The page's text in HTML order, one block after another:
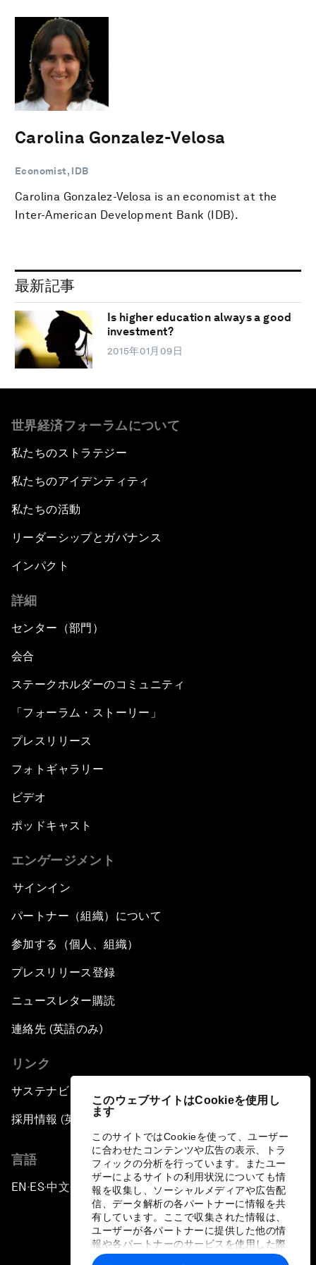
このウェブサイトはCookieを使用し
ます
このサイトではCookieを使って、ユーザー
に合わせたコンテンツや広告の表示、トラ
フィックの分析を行っています。またユー
ザーによるサイトの利用状況についても情
報を収集し、ソーシャルメディアや広告配
信、データ解析の各パートナーに情報を共
有しています。ここで収集された情報は、
ユーザーが各パートナーに提供した他の情
報や各パートナーのサービスを使用した際
に収集された情報と組み合わされ、各パー
Carolina Gonzalez-Velosa
Economist, IDB
Carolina Gonzalez-Velosa is an economist at the
Inter-American Development Bank (IDB).
最新記事
Is higher education always a good
investment?
2015年01月09日
世界経済フォーラムについて
私たちのストラテジー
私たちのアイデンティティ
私たちの活動
リーダーシップとガバナンス
インパクト
詳細
センター（部門）
会合
ステークホルダーのコミュニティ
「フォーラム・ストーリー」
プレスリリース
フォトギャラリー
ビデオ
ポッドキャスト
エンゲージメント
サインイン
パートナー（組織）について
参加する（個人、組織）
プレスリリース登録
ニュースレター購読
連絡先 (英語のみ)
リンク
サステナビリティへの取り組み
採用情報 (英語のみ)
言語
EN ▪ES▪中文▪ 日本語